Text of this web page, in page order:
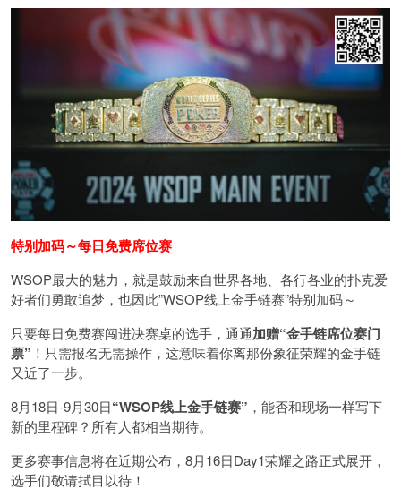
特别加码～每日免费席位赛
WSOP最大的魅力，就是鼓励来自世界各地、各行各业的扑克爱
好者们勇敢追梦，也因此”WSOP线上金手链赛”特别加码～
只要每日免费赛闯进决赛桌的选手，通通加赠“金手链席位赛门
票” ！只需报名无需操作，这意味着你离那份象征荣耀的金手链
又近了一步。
8月18日-9月30日“WSOP线上金手链赛” ，能否和现场一样写下
新的里程碑？所有人都相当期待。
更多赛事信息将在近期公布，8月16日Day1荣耀之路正式展开，
选手们敬请拭目以待！